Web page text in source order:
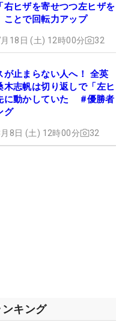
右ヒザを寄せつつ左ヒザを
ことで回転力アップ
18日 (土) 12時00分 32
が止まらない人へ！ 全英
木志帆は切り返しで「左ヒ
に動かしていた #優勝者
グ
8日 (土) 12時00分 32
キング